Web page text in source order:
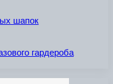
шапок
гардероба